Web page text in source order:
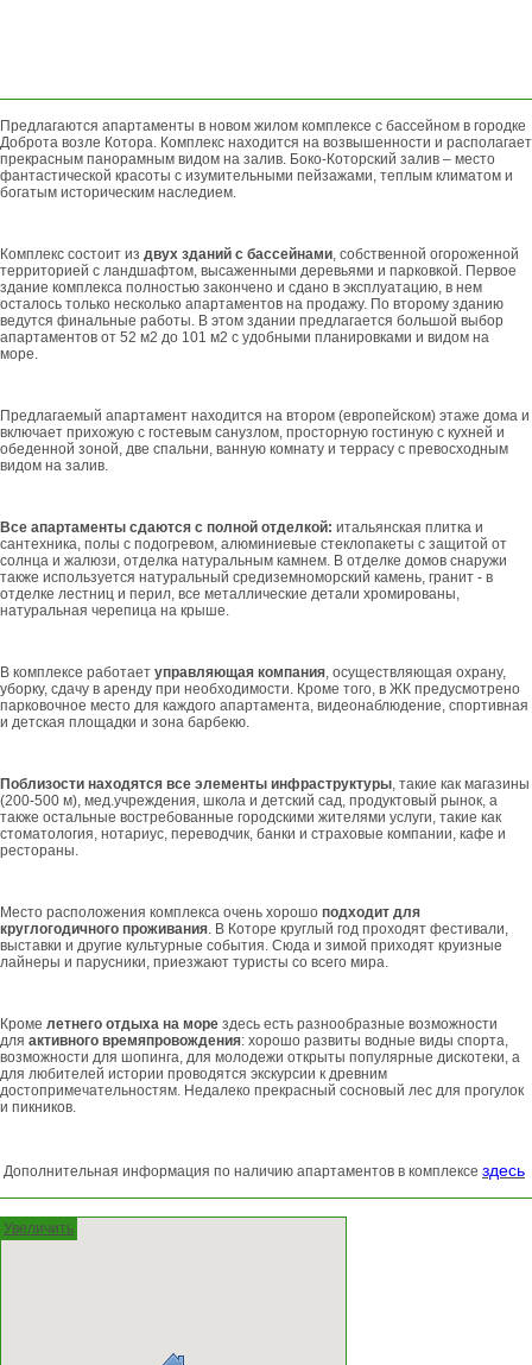
Предлагаются апартаменты в новом жилом комплексе с бассейном в городке
Доброта возле Котора. Комплекс находится на возвышенности и располагает
прекрасным панорамным видом на залив. Боко-Которский залив – место
фантастической красоты с изумительными пейзажами, теплым климатом и
богатым историческим наследием.
Комплекс состоит из двух зданий с бассейнами, собственной огороженной
территорией с ландшафтом, высаженными деревьями и парковкой. Первое
здание комплекса полностью закончено и сдано в эксплуатацию, в нем
осталось только несколько апартаментов на продажу. По второму зданию
ведутся финальные работы. В этом здании предлагается большой выбор
апартаментов от 52 м2 до 101 м2 с удобными планировками и видом на
море.
Предлагаемый апартамент находится на втором (европейском) этаже дома и
включает прихожую с гостевым санузлом, просторную гостиную с кухней и
обеденной зоной, две спальни, ванную комнату и террасу с превосходным
видом на залив.
Все апартаменты сдаются с полной отделкой: итальянская плитка и
сантехника, полы с подогревом, алюминиевые стеклопакеты с защитой от
солнца и жалюзи, отделка натуральным камнем. В отделке домов снаружи
также используется натуральный средиземноморский камень, гранит - в
отделке лестниц и перил, все металлические детали хромированы,
натуральная черепица на крыше.
В комплексе работает управляющая компания, осуществляющая охрану,
уборку, сдачу в аренду при необходимости. Кроме того, в ЖК предусмотрено
парковочное место для каждого апартамента, видеонаблюдение, спортивная
и детская площадки и зона барбекю.
Поблизости находятся все элементы инфраструктуры, такие как магазины
(200-500 м), мед.учреждения, школа и детский сад, продуктовый рынок, а
также остальные востребованные городскими жителями услуги, такие как
стоматология, нотариус, переводчик, банки и страховые компании, кафе и
рестораны.
Место расположения комплекса очень хорошо подходит для
круглогодичного проживания. В Которе круглый год проходят фестивали,
выставки и другие культурные события. Сюда и зимой приходят круизные
лайнеры и парусники, приезжают туристы со всего мира.
Кроме летнего отдыха на море здесь есть разнообразные возможности
для активного времяпровождения: хорошо развиты водные виды спорта,
возможности для шопинга, для молодежи открыты популярные дискотеки, а
для любителей истории проводятся экскурсии к древним
достопримечательностям. Недалеко прекрасный сосновый лес для прогулок
и пикников.
Дополнительная информация по наличию апартаментов в комплексе здесь
Увеличить